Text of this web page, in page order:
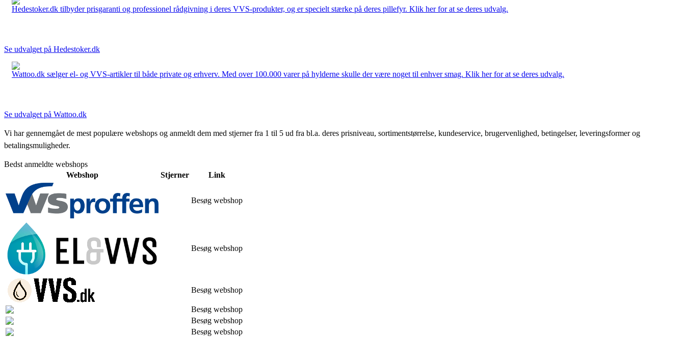
Hedestoker.dk tilbyder prisgaranti og professionel rådgivning i deres VVS-produkter, og er specielt stærke på deres pillefyr. Klik her for at se deres udvalg.
Se udvalget på Hedestoker.dk
Wattoo.dk sælger el- og VVS-artikler til både private og erhverv. Med over 100.000 varer på hylderne skulle der være noget til enhver smag. Klik her for at se deres udvalg.
Se udvalget på Wattoo.dk
Vi har gennemgået de mest populære webshops og anmeldt dem med stjerner fra 1 til 5 ud fra bl.a. deres prisniveau, sortimentstørrelse, kundeservice, brugervenlighed, betingelser, leveringsformer og
betalingsmuligheder.
Bedst anmeldte webshops
Webshop
Stjerner Link
Besøg webshop
Besøg webshop
Besøg webshop
Besøg webshop
Besøg webshop
Besøg webshop